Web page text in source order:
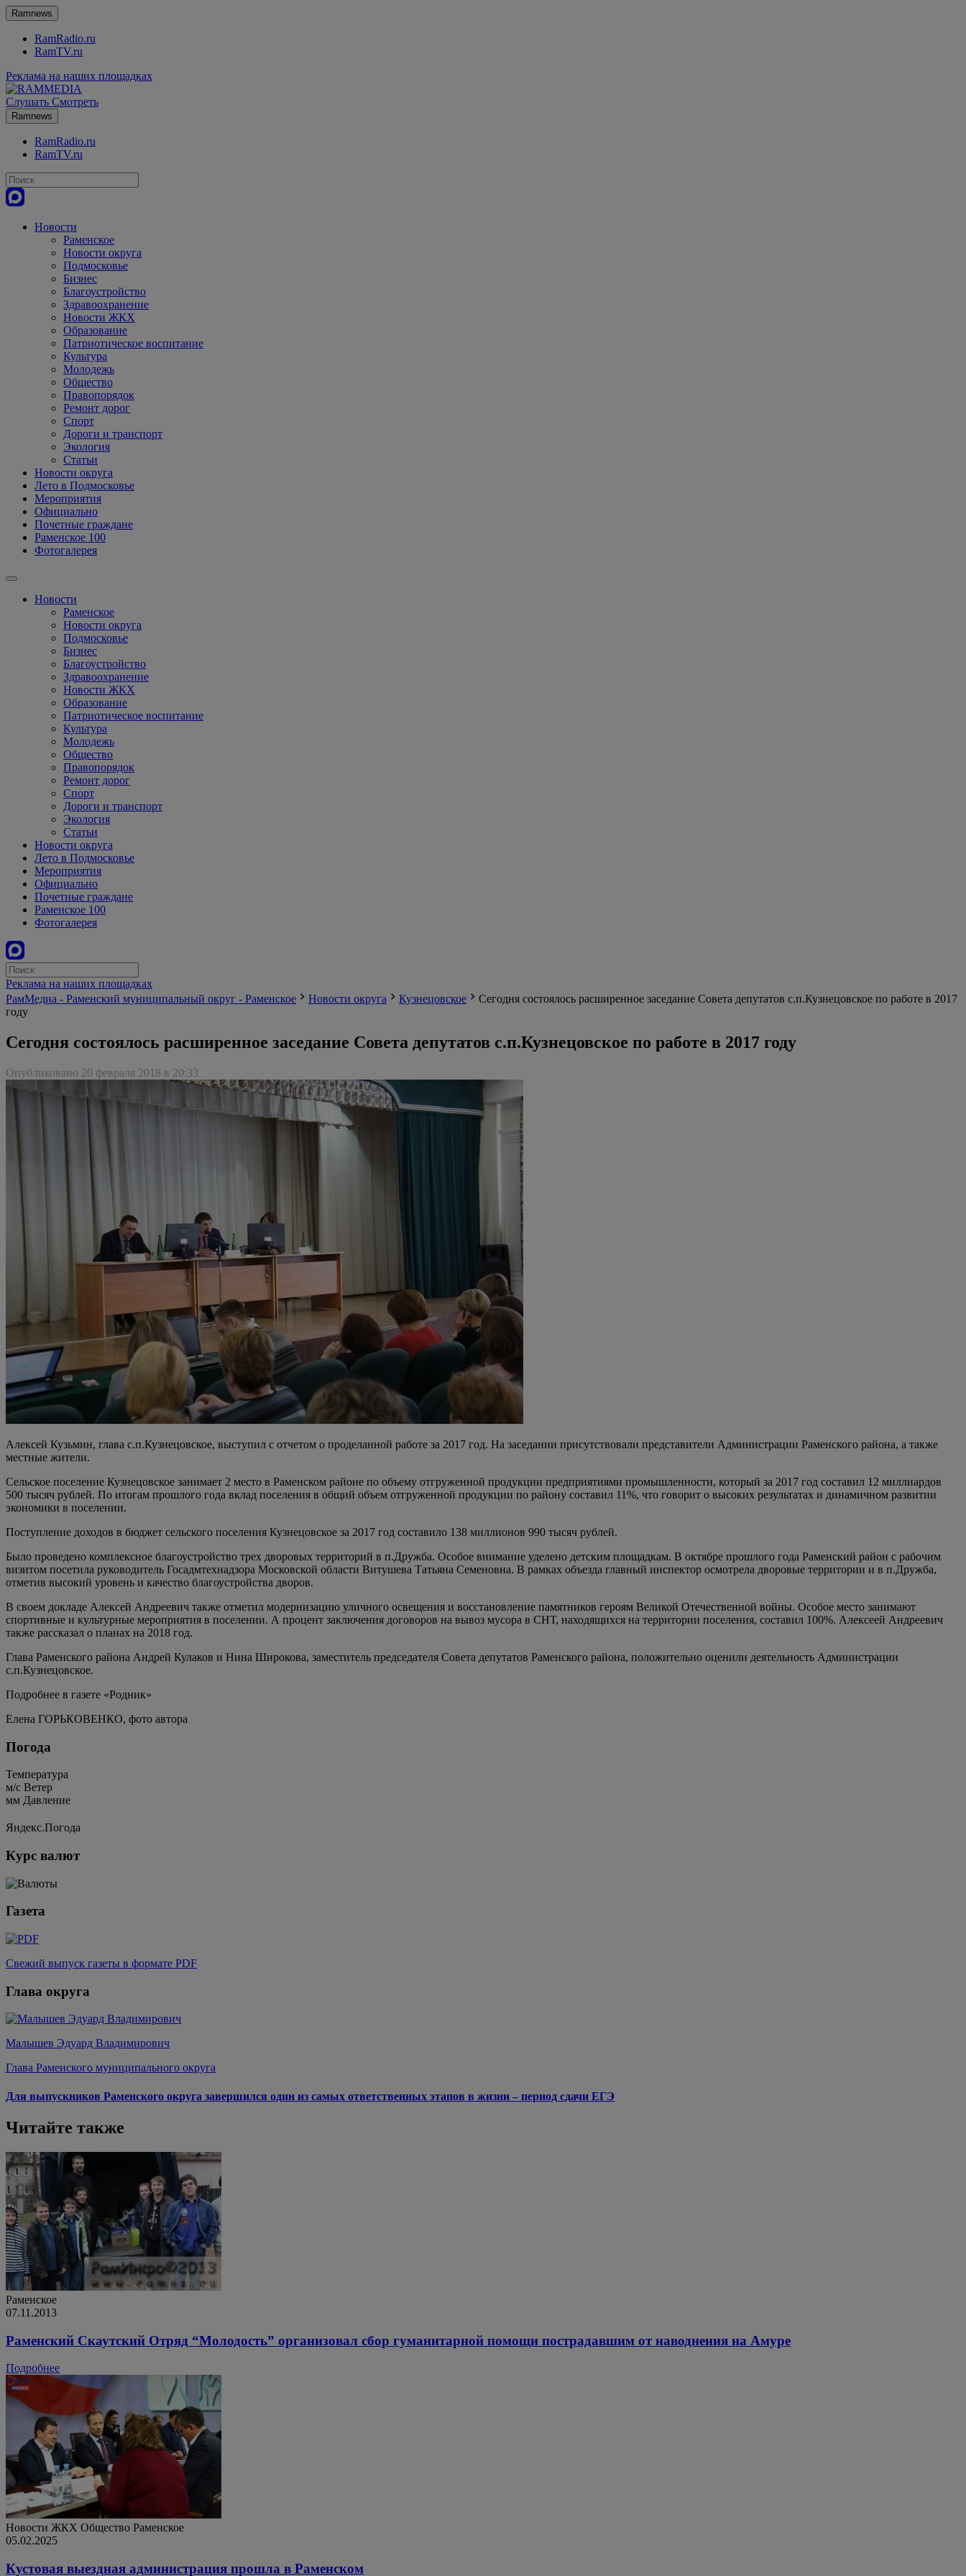
Ramnews
RamRadio.ru
RamTV.ru
Реклама на наших площадках
Слушать Смотреть
Ramnews
RamRadio.ru
RamTV.ru
Новости
Раменское
Новости округа
Подмосковье
Бизнес
Благоустройство
Здравоохранение
Новости ЖКХ
Образование
Патриотическое воспитание
Культура
Молодежь
Общество
Правопорядок
Ремонт дорог
Спорт
Дороги и транспорт
Экология
Статьи
Новости округа
Лето в Подмосковье
Мероприятия
Официально
Почетные граждане
Раменское 100
Фотогалерея
Новости
Раменское
Новости округа
Подмосковье
Бизнес
Благоустройство
Здравоохранение
Новости ЖКХ
Образование
Патриотическое воспитание
Культура
Молодежь
Общество
Правопорядок
Ремонт дорог
Спорт
Дороги и транспорт
Экология
Статьи
Новости округа
Лето в Подмосковье
Мероприятия
Официально
Почетные граждане
Раменское 100
Фотогалерея
Реклама на наших площадках
РамМедиа - Раменский муниципальный округ - Раменское
Новости округа Кузнецовское
Сегодня состоялось расширенное заседание Совета депутатов с.п.Кузнецовское по работе в 2017
году
Сегодня состоялось расширенное заседание Совета депутатов с.п.Кузнецовское по работе в 2017 году
Опубликовано 20 февраля 2018 в 20:33
Алексей Кузьмин, глава с.п.Кузнецовское, выступил с отчетом о проделанной работе за 2017 год. На заседании присутствовали представители Администрации Раменского района, а также
местные жители.
Сельское поселение Кузнецовское занимает 2 место в Раменском районе по объему отгруженной продукции предприятиями промышленности, который за 2017 год составил 12 миллиардов
500 тысяч рублей. По итогам прошлого года вклад поселения в общий объем отгруженной продукции по району составил 11%, что говорит о высоких результатах и динамичном развитии
экономики в поселении.
Поступление доходов в бюджет сельского поселения Кузнецовское за 2017 год составило 138 миллионов 990 тысяч рублей.
Было проведено комплексное благоустройство трех дворовых территорий в п.Дружба. Особое внимание уделено детским площадкам. В октябре прошлого года Раменский район с рабочим
визитом посетила руководитель Госадмтехнадзора Московской области Витушева Татьяна Семеновна. В рамках объезда главный инспектор осмотрела дворовые территории и в п.Дружба,
отметив высокий уровень и качество благоустройства дворов.
В своем докладе Алексей Андреевич также отметил модернизацию уличного освещения и восстановление памятников героям Великой Отечественной войны. Особое место занимают
спортивные и культурные мероприятия в поселении. А процент заключения договоров на вывоз мусора в СНТ, находящихся на территории поселения, составил 100%. Алексеей Андреевич
также рассказал о планах на 2018 год.
Глава Раменского района Андрей Кулаков и Нина Широкова, заместитель председателя Совета депутатов Раменского района, положительно оценили деятельность Администрации
с.п.Кузнецовское.
Подробнее в газете «Родник»
Елена ГОРЬКОВЕНКО, фото автора
Погода
Температура
м/c Ветер
мм Давление
Яндекс.Погода
Курс валют
Газета
Свежий выпуск газеты в формате PDF
Глава округа
Малышев Эдуард Владимирович
Глава Раменского муниципального округа
Для выпускников Раменского округа завершился один из самых ответственных этапов в жизни – период сдачи ЕГЭ
Читайте также
Раменское
07.11.2013
Раменский Скаутский Отряд “Молодость” организовал сбор гуманитарной помощи пострадавшим от наводнения на Амуре
Подробнее
Новости ЖКХ Общество Раменское
05.02.2025
Кустовая выездная администрация прошла в Раменском